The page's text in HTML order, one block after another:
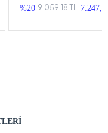
%20 9.059,18 TL